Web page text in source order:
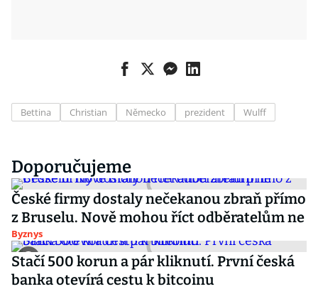
Bettina Christian Německo prezident Wulff
Doporučujeme
České firmy dostaly nečekanou zbraň přímo
z Bruselu. Nově mohou říct odběratelům ne
Byznys
Stačí 500 korun a pár kliknutí. První česká
banka otevírá cestu k bitcoinu